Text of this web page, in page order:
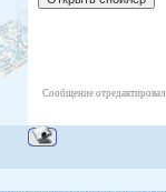
Сообщение отредактировал